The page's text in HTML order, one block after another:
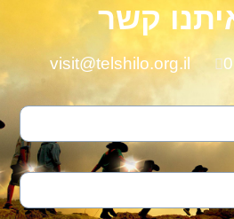
קשר
visit@telshilo.org.il